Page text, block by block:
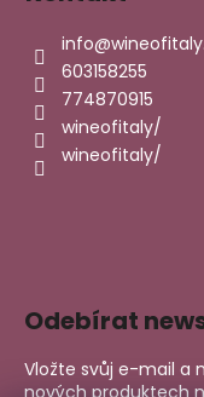
info@
603158255
774870915
wineofitaly/
wineofitaly/
Odebírat
Vložte svůj e-mail a